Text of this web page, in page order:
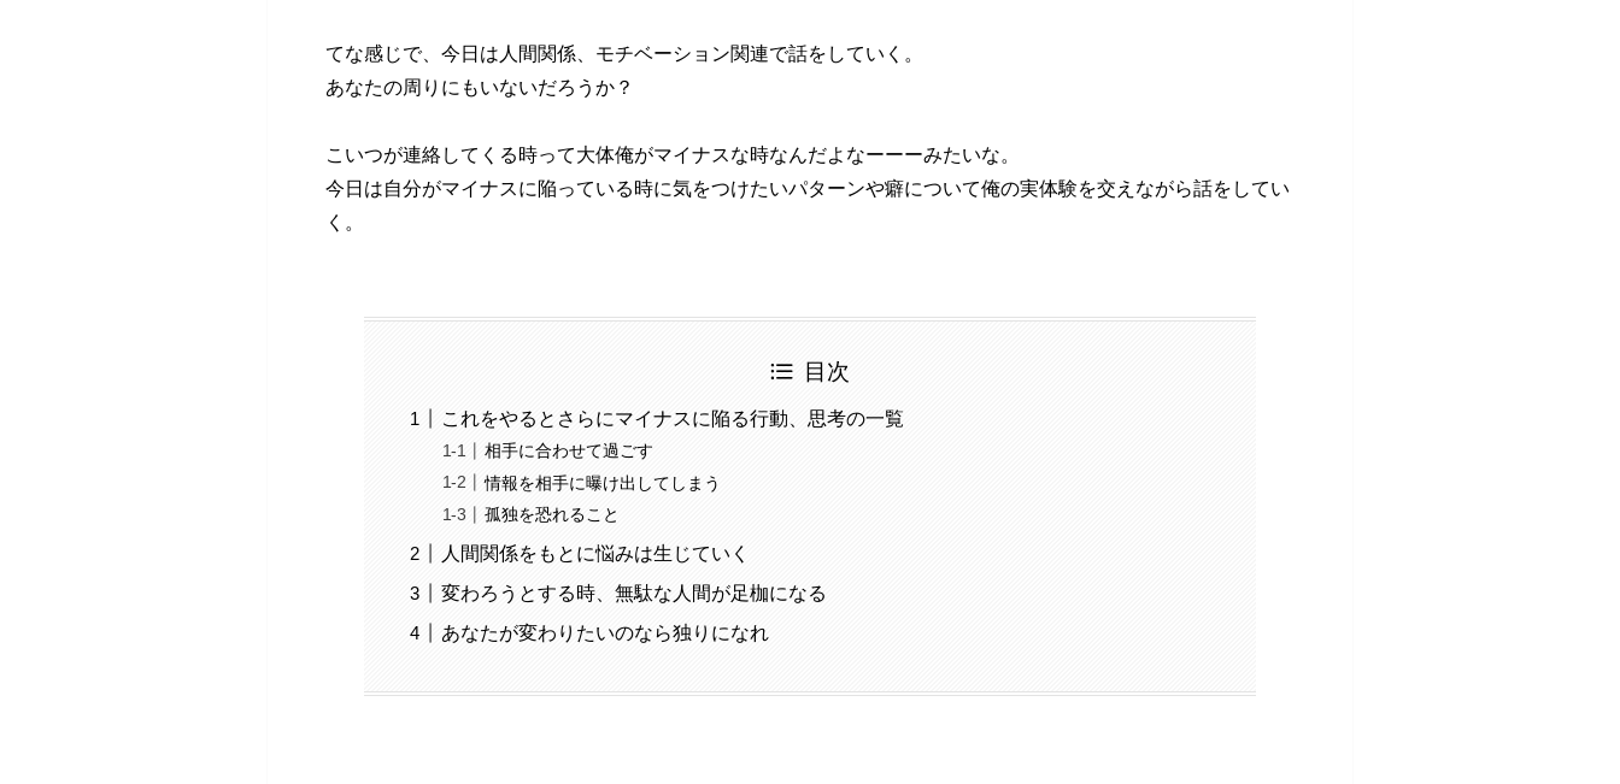
てな感じで、今日は人間関係、モチベーション関連で話をしていく。
あなたの周りにもいないだろうか？
こいつが連絡してくる時って大体俺がマイナスな時なんだよなーーーみたいな。
今日は自分がマイナスに陥っている時に気をつけたいパターンや癖について俺の実体験を交えながら話をしてい
く。
目次
これをやるとさらにマイナスに陥る行動、思考の一覧
相手に合わせて過ごす
情報を相手に曝け出してしまう
孤独を恐れること
人間関係をもとに悩みは生じていく
変わろうとする時、無駄な人間が足枷になる
あなたが変わりたいのなら独りになれ